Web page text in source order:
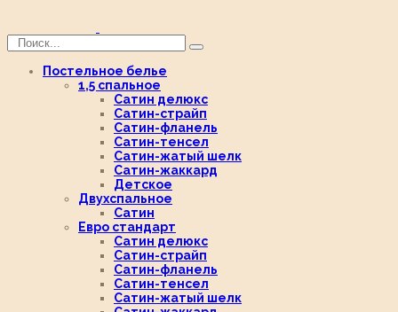
Постельное белье
1,5 спальное
Сатин делюкс
Сатин-страйп
Сатин-фланель
Сатин-тенсел
Сатин-жатый шелк
Сатин-жаккард
Детское
Двухспальное
Сатин
Евро стандарт
Сатин делюкс
Сатин-страйп
Сатин-фланель
Сатин-тенсел
Сатин-жатый шелк